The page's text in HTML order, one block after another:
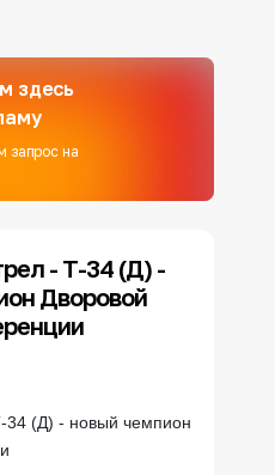
здесь
запрос на
- Т-34 (Д) -
Дворовой